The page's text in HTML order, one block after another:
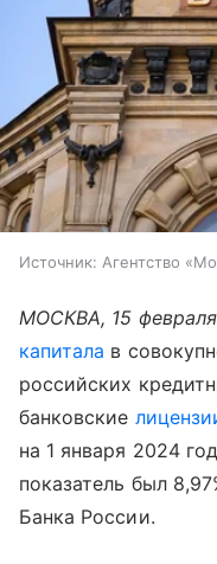
Источник: Агентство
МОСКВА, 15
капитала в
российских
банковские
на 1 января 2024
показатель был
Банка России.